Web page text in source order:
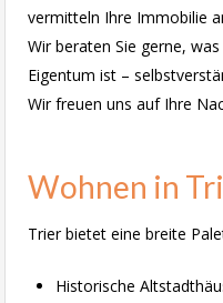
vermitteln Ihre Immobilie
Wir beraten Sie gerne,
Eigentum ist –
Wir freuen uns auf Ihre
Wohnen in
Trier bietet eine breite
Historische